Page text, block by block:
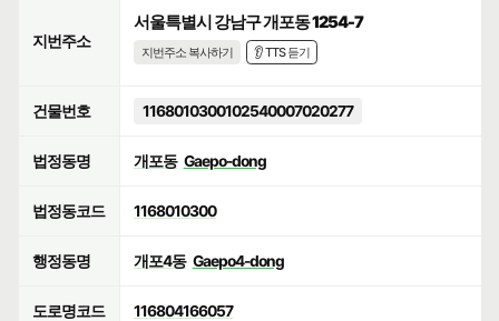
지번주소
서울특별시 강남구 개포동 1254-7
지번주소 복사하기 👂 TTS 듣기
건물번호 1168010300102540007020277
법정동명 개포동 Gaepo-dong
법정동코드 1168010300
행정동명 개포4동 Gaepo4-dong
도로명코드 116804166057